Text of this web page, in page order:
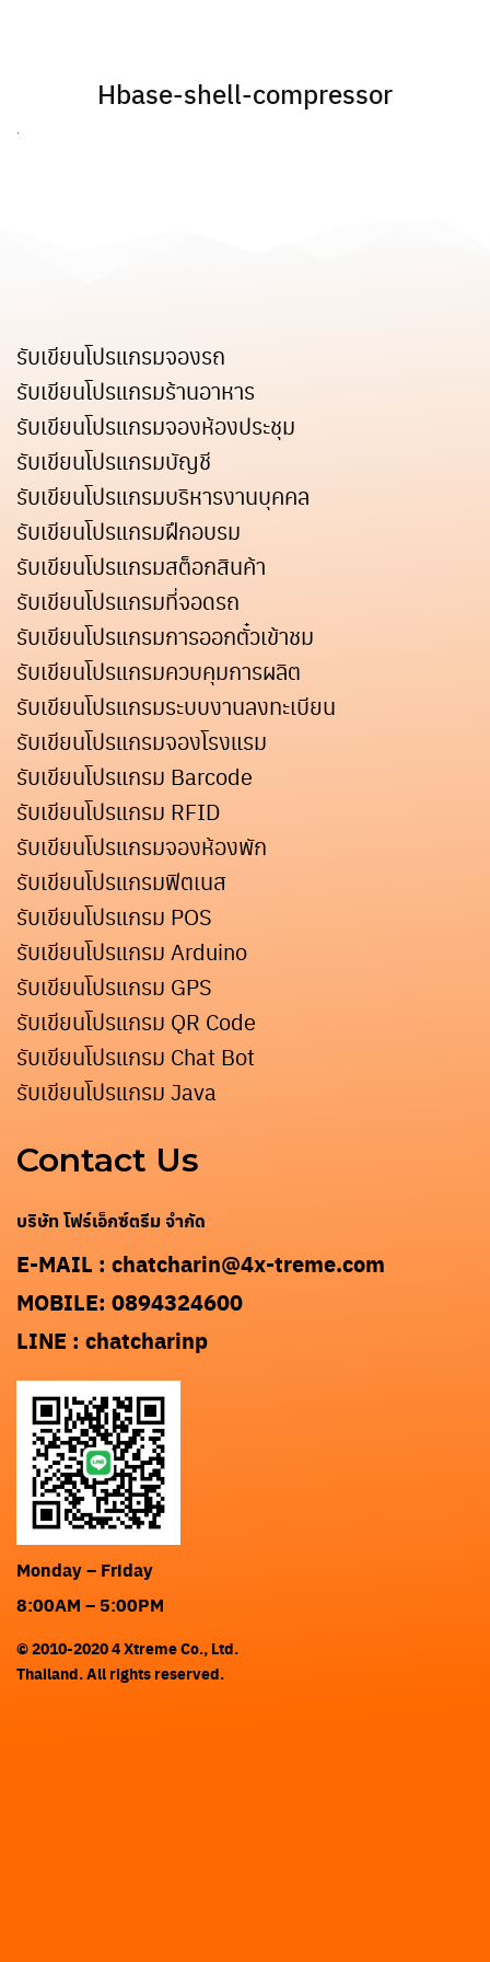
for:
Hbase-shell-compressor
รับเขียนโปรแกรมจองรถ
รับเขียนโปรแกรมร้านอาหาร
รับเขียนโปรแกรมจองห้องประชุม
รับเขียนโปรแกรมบัญชี
รับเขียนโปรแกรมบริหารงานบุคคล
รับเขียนโปรแกรมฝึกอบรม
รับเขียนโปรแกรมสต็อกสินค้า
รับเขียนโปรแกรมที่จอดรถ
รับเขียนโปรแกรมการออกตั๋วเข้าชม
รับเขียนโปรแกรมควบคุมการผลิต
รับเขียนโปรแกรมระบบงานลงทะเบียน
รับเขียนโปรแกรมจองโรงแรม
รับเขียนโปรแกรม Barcode
รับเขียนโปรแกรม RFID
รับเขียนโปรแกรมจองห้องพัก
รับเขียนโปรแกรมฟิตเนส
รับเขียนโปรแกรม POS
รับเขียนโปรแกรม Arduino
รับเขียนโปรแกรม GPS
รับเขียนโปรแกรม QR Code
รับเขียนโปรแกรม Chat Bot
รับเขียนโปรแกรม Java
Contact Us
บริษัท โฟร์เอ็กซ์ตรีม จำกัด
E-MAIL : chatcharin@4x-treme.com
MOBILE: 0894324600
LINE : chatcharinp
Monday – Friday
8:00AM – 5:00PM
© 2010-2020 4 Xtreme Co., Ltd.
Thailand. All rights reserved.